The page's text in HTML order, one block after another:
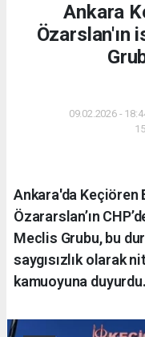
Ankara
Özarslan'ın
09.02.2026 -
Ankara'da Keçiören
Özararslan’ın
Meclis Grubu, bu
saygısızlık olarak
kamuoyuna duyurdu.